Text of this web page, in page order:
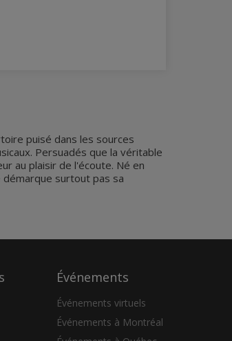
puisé dans les sources
Persuadés que la véritable
au plaisir de l'écoute. Né en
démarque surtout pas sa
Événements
Événements virtuels
Événements à Montréal